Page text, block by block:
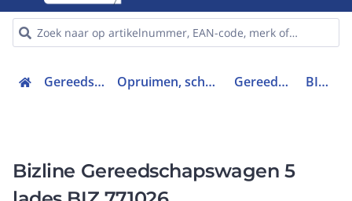
Gereedschap en PBM Opruimen, schoonmaken en zuigen Gereedschapswagen BIZ 771026
Bizline Gereedschapswagen 5